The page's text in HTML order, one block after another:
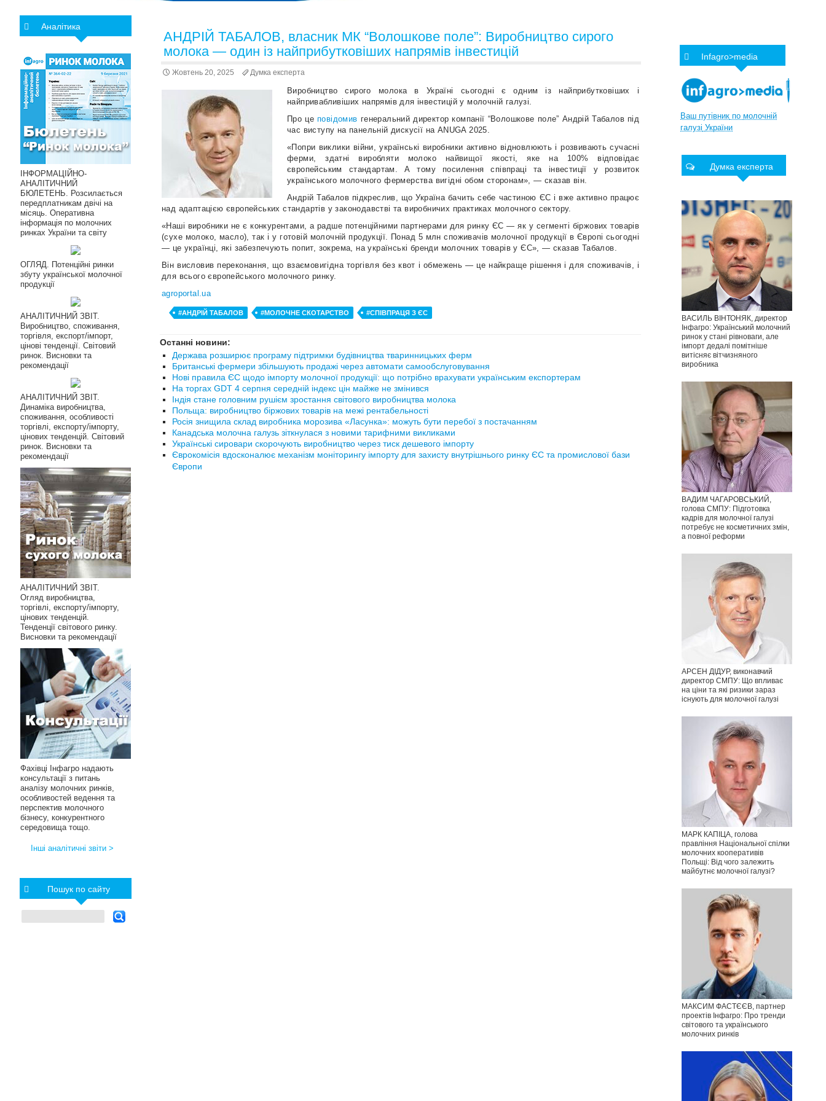
АНДРІЙ ТАБАЛОВ, власник МК “Волошкове поле”: Виробництво сирого
молока — один із найприбутковіших напрямів інвестицій
Жовтень 20, 2025 Думка експерта
Виробництво сирого молока в Україні сьогодні є одним із найприбутковіших і
найпривабливіших напрямів для інвестицій у молочній галузі.
Про цеповідомив генеральний директор компанії “Волошкове поле” Андрій Табалов під
час виступу на панельній дискусії на ANUGA 2025.
«Попри виклики війни, українські виробники активно відновлюють і розвивають сучасні
ферми, здатні виробляти молоко найвищої якості, яке на 100% відповідає
європейським стандартам. А тому посилення співпраці та інвестиції у розвиток
українського молочного фермерства вигідні обом сторонам», — сказав він.
Андрій Табалов підкреслив, що Україна бачить себе частиною ЄС і вже активно працює
над адаптацією європейських стандартів у законодавстві та виробничих практиках молочного сектору.
«Наші виробники не є конкурентами, а радше потенційними партнерами для ринку ЄС — як у сегменті біржових товарів
(сухе молоко, масло), так і у готовій молочній продукції. Понад 5 млн споживачів молочної продукції в Європі сьогодні
— це українці, які забезпечують попит, зокрема, на українські бренди молочних товарів у ЄС», — сказав Табалов.
Він висловив переконання, що взаємовигідна торгівля без квот і обмежень — це найкраще рішення і для споживачів, і
для всього європейського молочного ринку.
agroportal.ua
#АНДРІЙ ТАБАЛОВ #МОЛОЧНЕ СКОТАРСТВО #СПІВПРАЦЯ З ЄС
Останні новини:
Держава розширює програму підтримки будівництва тваринницьких ферм
Британські фермери збільшують продажі через автомати самообслуговування
Нові правила ЄС щодо імпорту молочної продукції: що потрібно врахувати українським експортерам
На торгах GDT 4 серпня середній індекс цін майже не змінився
Індія стане головним рушієм зростання світового виробництва молока
Польща: виробництво біржових товарів на межі рентабельності
Росія знищила склад виробника морозива «Ласунка»: можуть бути перебої з постачанням
Канадська молочна галузь зіткнулася з новими тарифними викликами
Українські сировари скорочують виробництво через тиск дешевого імпорту
Єврокомісія вдосконалює механізм моніторингу імпорту для захисту внутрішнього ринку ЄС та промислової бази
Європи
Infagro>media
Ваш путівник по молочній
галузі України
Думка експерта
ВАСИЛЬ ВІНТОНЯК, директор
Інфагро: Український молочний
ринок у стані рівноваги, але
імпорт дедалі помітніше
витісняє вітчизняного
виробника
ВАДИМ ЧАГАРОВСЬКИЙ,
голова СМПУ: Підготовка
кадрів для молочної галузі
потребує не косметичних змін,
а повної реформи
АРСЕН ДІДУР, виконавчий
директор СМПУ: Що впливає
на ціни та які ризики зараз
існують для молочної галузі
МАРК КАПІЦА, голова
правління Національної спілки
молочних кооперативів
Польщі: Від чого залежить
майбутнє молочної галузі?
МАКСИМ ФАСТЄЄВ, партнер
проектів Інфагро: Про тренди
світового та українського
молочних ринків
Аналітика
ІНФОРМАЦІЙНО-
АНАЛІТИЧНИЙ
БЮЛЕТЕНЬ. Розсилається
передплатникам двічі на
місяць. Оперативна
інформація по молочних
ринках України та світу
ОГЛЯД. Потенційні ринки
збуту української молочної
продукції
АНАЛІТИЧНИЙ ЗВІТ.
Виробництво, споживання,
торгівля, експорт/імпорт,
цінові тенденції. Світовий
ринок. Висновки та
рекомендації
АНАЛІТИЧНИЙ ЗВІТ.
Динаміка виробництва,
споживання, особливості
торгівлі, експорту/імпорту,
цінових тенденцій. Світовий
ринок. Висновки та
рекомендації
АНАЛІТИЧНИЙ ЗВІТ.
Огляд виробництва,
торгівлі, експорту/імпорту,
цінових тенденцій.
Тенденції світового ринку.
Висновки та рекомендації
Фахівці Інфагро надають
консультації з питань
аналізу молочних ринків,
особливостей ведення та
перспектив молочного
бізнесу, конкурентного
середовища тощо.
Інші аналітичні звіти >
Пошук по сайту